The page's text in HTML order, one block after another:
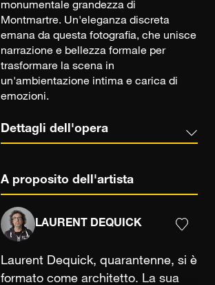
monumentale grandezza di
Montmartre. Un'eleganza discreta
emana da questa fotografia, che unisce
narrazione e bellezza formale per
trasformare la scena in
un'ambientazione intima e carica di
emozioni.
Dettagli dell'opera
A proposito dell'artista
LAURENT DEQUICK
Laurent Dequick, quarantenne, si è
formato come architetto. La sua